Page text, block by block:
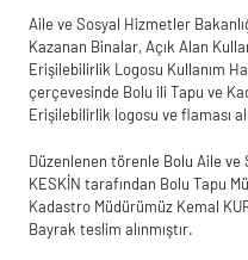
Aile ve Sosyal Hizmetler
Kazanan Binalar, Açık Alan
Erişilebilirlik Logosu Kullanım
çerçevesinde Bolu ili Tapu ve
Erişilebilirlik logosu ve flaması
Düzenlenen törenle Bolu Aile
KESKİN tarafından Bolu Tapu
Kadastro Müdürümüz Kemal
Bayrak teslim alınmıştır.